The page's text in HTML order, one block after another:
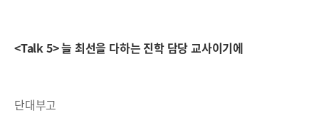
<Talk 5> 늘 최선을 다하는 진학 담당 교사이기에
단대부고